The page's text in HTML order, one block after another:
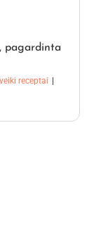
pagardinta
receptai